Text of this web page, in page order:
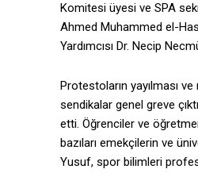
Komitesi üyesi ve SPA
Ahmed Muhammed el-
Yardımcısı Dr. Necip
Protestoların yayılması
sendikalar genel greve
etti. Öğrenciler ve
bazıları emekçilerin ve
Yusuf, spor bilimleri